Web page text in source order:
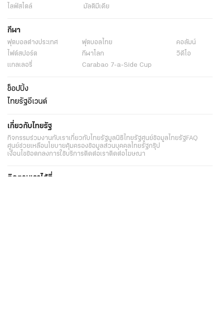
ไลฟ์สไตล์
มัลติมีเดีย
กีฬา
ฟุตบอลต่่างประเทศ ฟุตบอลไทย
คอลัมน์
ไฟต์สปอร์ต
กีฬาโลก
วิดีโอ
แกลเลอรี่
Carabao 7-a-Side Cup
ช็อปปิ้ง
ไทยรัฐอีเวนต์
เกี่ยวกับไทยรัฐ
กิจกรรมร่วมงานกับเราเกี่ยวกับไทยรัฐมูลนิธิไทยรัฐศูนย์ข้อมูลไทยรัฐFAQ
ศูนย์ช่วยเหลือนโยบายคุ้มครองข้อมูลส่วนบุคคลไทยรัฐกรุ๊ป
เงื่อนไขข้อตกลงการใช้บริการติดต่อเราติดต่อโฆษณา
ติดตามเราได้ที่